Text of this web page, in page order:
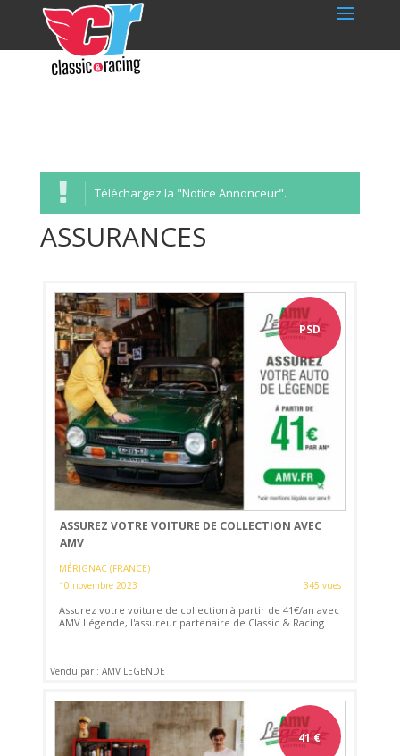
Téléchargez la "Notice Annonceur".
ASSURANCES
PSD
ASSUREZ VOTRE VOITURE DE COLLECTION AVEC
AMV
MÉRIGNAC (FRANCE)
10 novembre 2023
345 vues
Assurez votre voiture de collection à partir de 41€/an avec
AMV Légende, l'assureur partenaire de Classic & Racing.
Vendu par : AMV LEGENDE
41€